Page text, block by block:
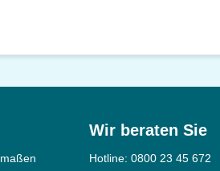
Wir beraten Sie
Hotline: 0800 23 45 672